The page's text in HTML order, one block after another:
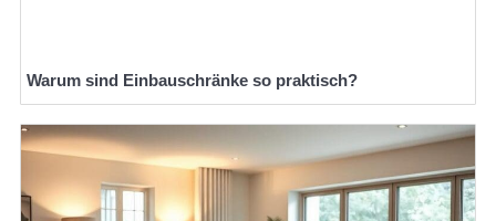
Warum sind Einbauschränke so praktisch?